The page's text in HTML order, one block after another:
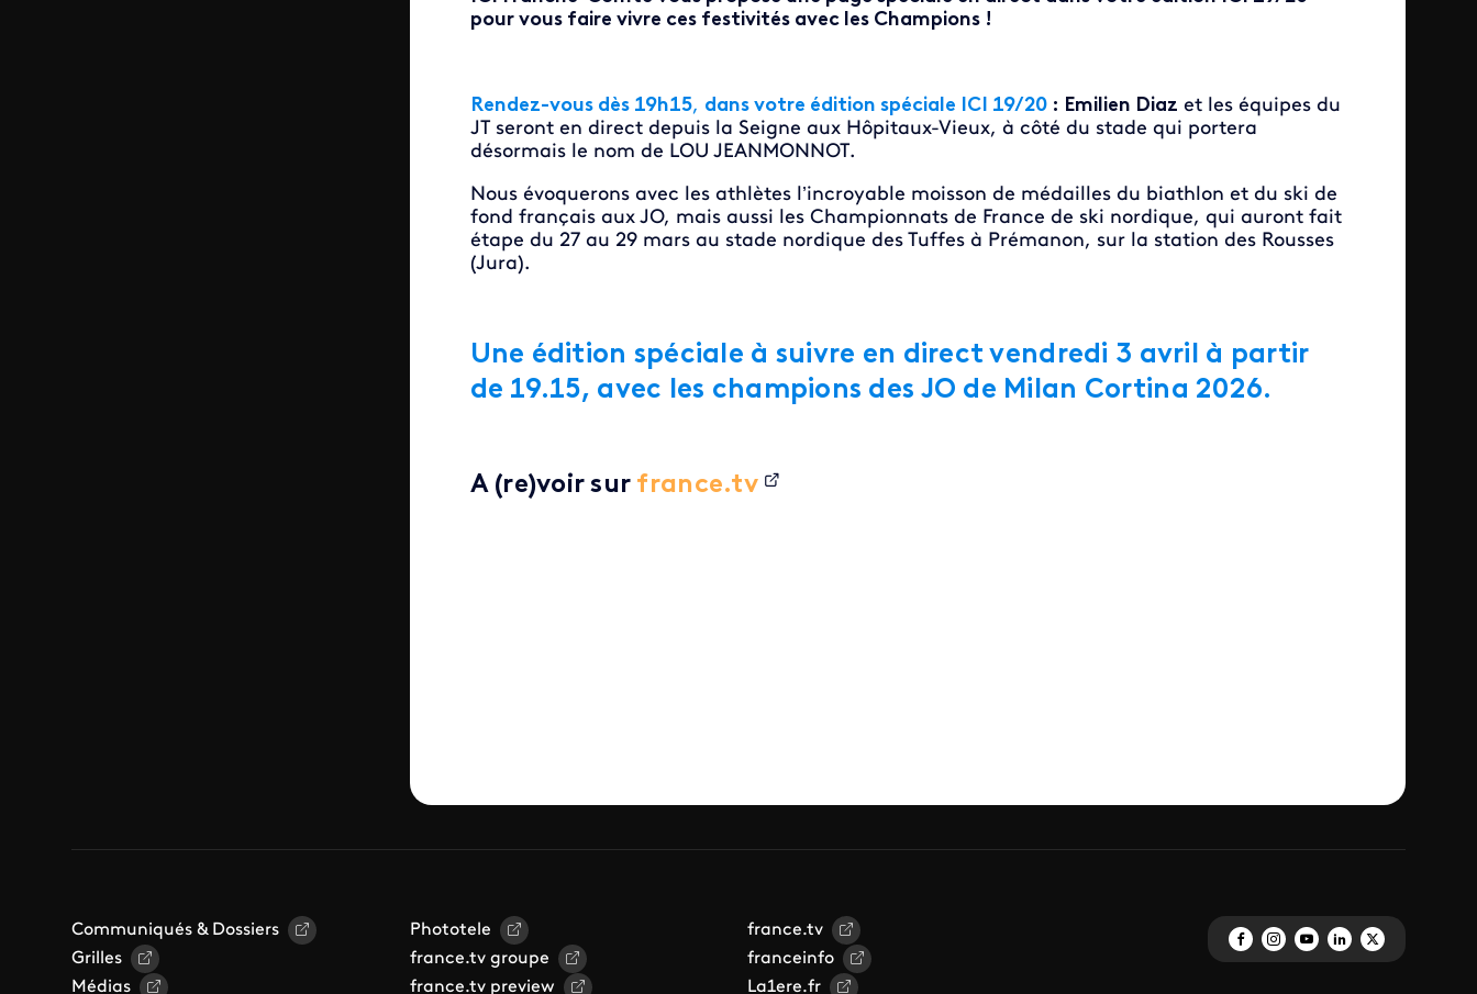
pour vous faire vivre ces festivités avec les Champions !
Rendez-vous dès 19h15, dans votre édition spéciale ICI 19/20: Emilien Diaz et les équipes du
JT seront en direct depuis la Seigne aux Hôpitaux-Vieux, à côté du stade qui portera
désormais le nom de LOU JEANMONNOT.
Nous évoquerons avec les athlètes l’incroyable moisson de médailles du biathlon et du ski de
fond français aux JO, mais aussi les Championnats de France de ski nordique, qui auront fait
étape du 27 au 29 mars au stade nordique des Tuffes à Prémanon, sur la station des Rousses
(Jura).
Une édition spéciale à suivre en direct vendredi 3 avril à partir
de 19.15, avec les champions des JO de Milan Cortina 2026.
A (re)voir sur france.tv
Communiqués & Dossiers
Grilles
Médias
Phototele
france.tv groupe
france.tv preview
france.tv
franceinfo
La1ere.fr